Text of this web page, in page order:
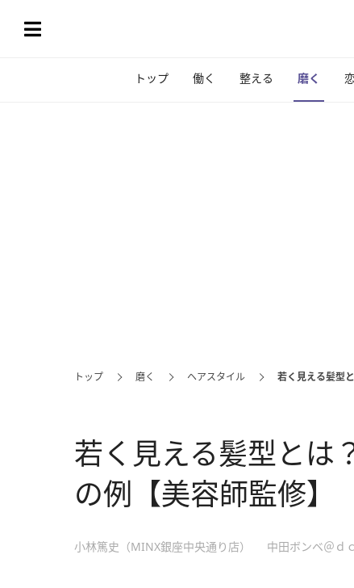
トップ 働く 整える 磨く
トップ 磨く ヘアスタイル 若く見える髪型
若く見える髪型と
の例【美容師監修】
小林篤史（MINX銀座中央通り店） 中田ボンベ＠ｄ